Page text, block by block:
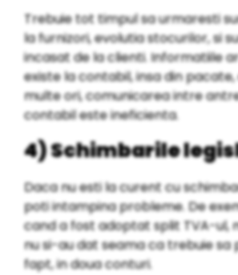
Trebuie tot timpul sa urmaresti
la furnizori, evolutia stocurilor, si
incasat de la clienti. Informatiile
existe la contabil, insa din
multe ori, comunicarea intre
contabil este ineficienta.
4) Schimbarile
Daca nu esti la curent cu
poti intampina probleme. De
cand a fost adoptat split TVA-ul,
nu si-au dat seama ca trebuie sa
fapt, in doua conturi.